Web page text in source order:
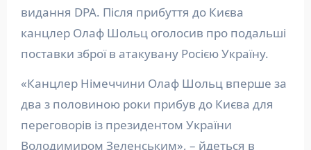
видання DPA. Після прибуття до Києва
канцлер Олаф Шольц оголосив про подальші
поставки зброї в атакувану Росією Україну.
«Канцлер Німеччини Олаф Шольц вперше за
два з половиною роки прибув до Києва для
переговорів із президентом України
Володимиром Зеленським», – йдеться в